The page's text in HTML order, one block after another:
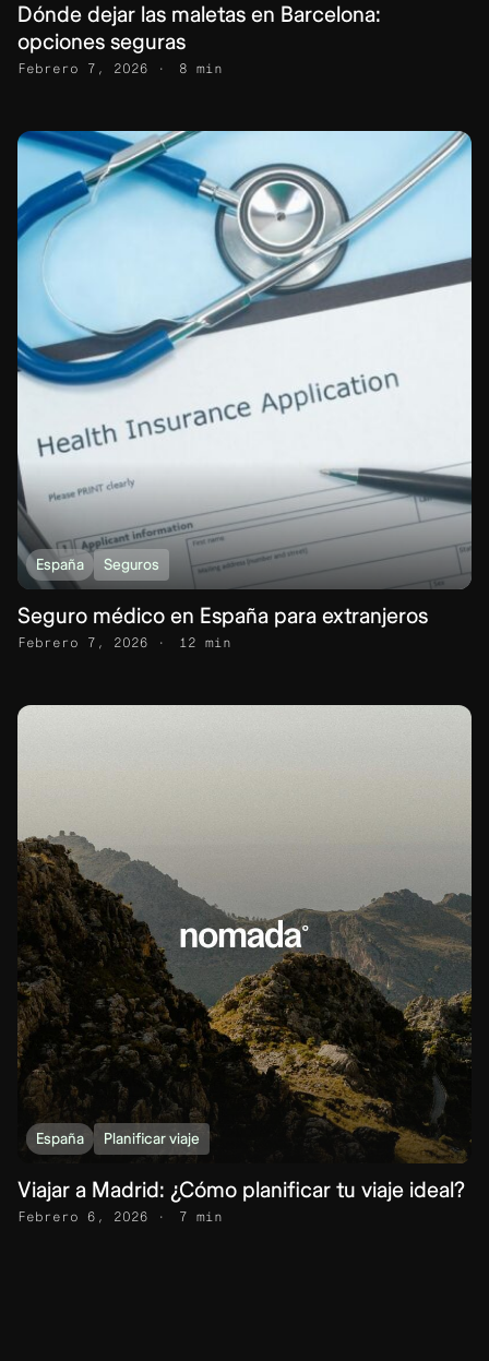
Dónde dejar las maletas en Barcelona:
opciones seguras
Febrero 7, 2026 8 min
España Seguros
Seguro médico en España para extranjeros
Febrero 7, 2026 12 min
España Planificar viaje
Viajar a Madrid: ¿Cómo planificar tu viaje ideal?
Febrero 6, 2026 7 min